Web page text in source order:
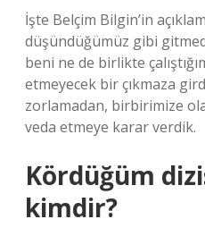
İşte Belçim Bilgin’in
düşündüğümüz gibi
beni ne de birlikte
etmeyecek bir çıkmaza
zorlamadan, birbirimize
veda etmeye karar verdik.
Kördüğüm
kimdir?